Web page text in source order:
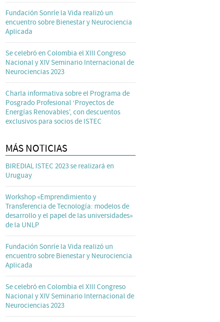
Fundación Sonríe la Vida realizó un
encuentro sobre Bienestar y Neurociencia
Aplicada
Se celebró en Colombia el XIII Congreso
Nacional y XIV Seminario Internacional de
Neurociencias 2023
Charla informativa sobre el Programa de
Posgrado Profesional ‘Proyectos de
Energías Renovables’, con descuentos
exclusivos para socios de ISTEC
MÁS NOTICIAS
BIREDIAL ISTEC 2023 se realizará en
Uruguay
Workshop «Emprendimiento y
Transferencia de Tecnología: modelos de
desarrollo y el papel de las universidades»
de la UNLP
Fundación Sonríe la Vida realizó un
encuentro sobre Bienestar y Neurociencia
Aplicada
Se celebró en Colombia el XIII Congreso
Nacional y XIV Seminario Internacional de
Neurociencias 2023